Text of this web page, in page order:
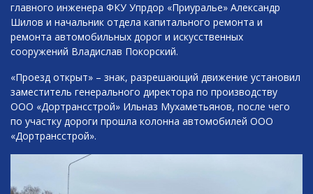
главного инженера ФКУ Упрдор «Приуралье» Александр
Шилов и начальник отдела капитального ремонта и
ремонта автомобильных дорог и искусственных
сооружений Владислав Покорский.
«Проезд открыт» – знак, разрешающий движение установил
заместитель генерального директора по производству
ООО «Дортрансстрой» Ильназ Мухаметьянов, после чего
по участку дороги прошла колонна автомобилей ООО
«Дортрансстрой».